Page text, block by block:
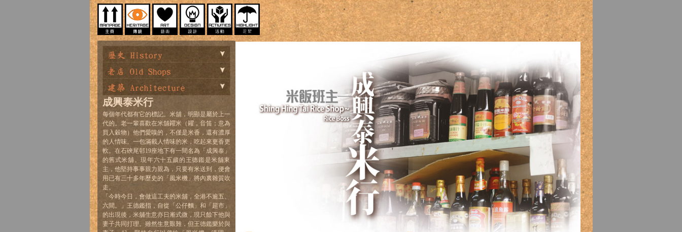
成興泰米行
每個年代都有它的標記。米舖，明顯是屬於上一
代的。老一輩喜歡在米舖糴米（糴，音笛；意為
買入穀物）他們愛嗅的，不僅是米香，還有濃厚
的人情味。一包滿載人情味的米，吃起來更香更
軟。在石硤尾邨19座地下有一間名為「成興泰」
的舊式米舖。現年六十五歲的王德鑑是米舖東
主，他堅持事事親力親為，只要有米送到，便會
用已有三十多年歷史的「風米機」將內裏雜質吹
走。
「今時今日，會做這工夫的米舖，全港不逾五、
六間。」王德鑑指，自從「公仔麵」和「超市」
的出現後，米舖生意亦日漸式微，現只餘下他與
妻子共同打理。雖然生意艱難，但王德鑑樂於與